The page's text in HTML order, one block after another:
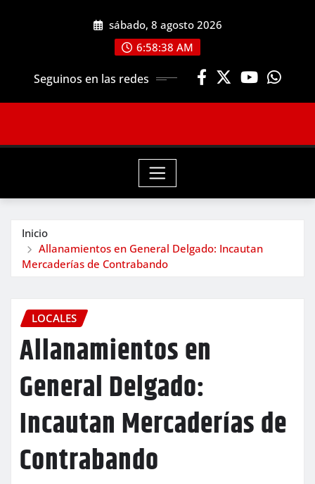
sábado, 8 agosto 2026
6:58:40 AM
Seguinos en las redes
Inicio
Allanamientos en General Delgado: Incautan
Mercaderías de Contrabando
LOCALES
Allanamientos en
General Delgado:
Incautan Mercaderías de
Contrabando